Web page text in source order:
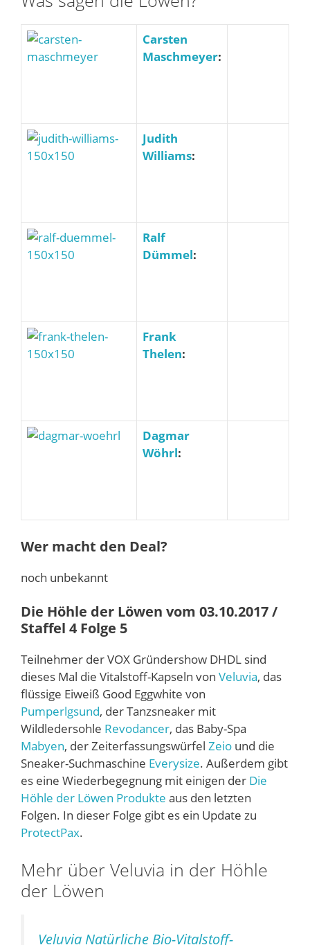
Carsten
Maschmeyer:
Judith
Williams:
Ralf
Dümmel:
Frank
Thelen:
Dagmar
Wöhrl:
Wer macht den Deal?
noch unbekannt
Die Höhle der Löwen vom 03.10.2017 /
Staffel 4 Folge 5
Teilnehmer der VOX Gründershow DHDL sind
dieses Mal die Vitalstoff-Kapseln von Veluvia, das
flüssige Eiweiß Good Eggwhite von
Pumperlgsund, der Tanzsneaker mit
Wildledersohle Revodancer, das Baby-Spa
Mabyen, der Zeiterfassungswürfel Zeio und die
Sneaker-Suchmaschine Everysize. Außerdem gibt
es eine Wiederbegegnung mit einigen der Die
Höhle der Löwen Produkte aus den letzten
Folgen. In dieser Folge gibt es ein Update zu
ProtectPax.
Mehr über Veluvia in der Höhle
der Löwen
Veluvia Natürliche Bio-Vitalstoff-